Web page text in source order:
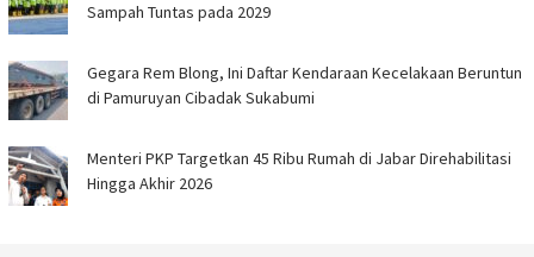
Sampah Tuntas pada 2029
Gegara Rem Blong, Ini Daftar Kendaraan Kecelakaan Beruntun
di Pamuruyan Cibadak Sukabumi
Menteri PKP Targetkan 45 Ribu Rumah di Jabar Direhabilitasi
Hingga Akhir 2026